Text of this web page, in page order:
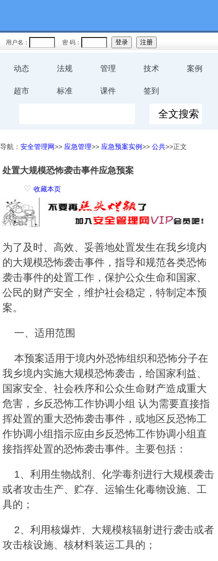
用户名： 密 码：
动态 法规 管理 技术 案例
超市 标准 课件 签到
导航： 安全管理网>> 应急管理>> 应急预案实例>> 公共>>正文
处置大规模恐怖袭击事件应急预案
♡ 收藏本页
为了及时、高效、妥善地处置发生在我乡境内
的大规模恐怖袭击事件，指导和规范各类恐怖
袭击事件的处置工作，保护公众生命和国家、
公民的财产安全，维护社会稳定，特制定本预
案。
一、适用范围
本预案适用于境内外恐怖组织和恐怖分子在
我乡境内实施大规模恐怖袭击，给国家利益、
国家安全、社会秩序和公众生命财产造成重大
危害，乡反恐怖工作协调小组 认为需要直接指
挥处置的重大恐怖袭击事件，或地区反恐怖工
作协调小组指示应由乡反恐怖工作协调小组直
接指挥处置的恐怖袭击事件。主要包括：
1、利用生物战剂、化学毒剂进行大规模袭击
或者攻击生产、贮存、运输生化毒物设施、工
具的；
2、利用核爆炸、大规模核辐射进行袭击或者
攻击核设施、核材料装运工具的；